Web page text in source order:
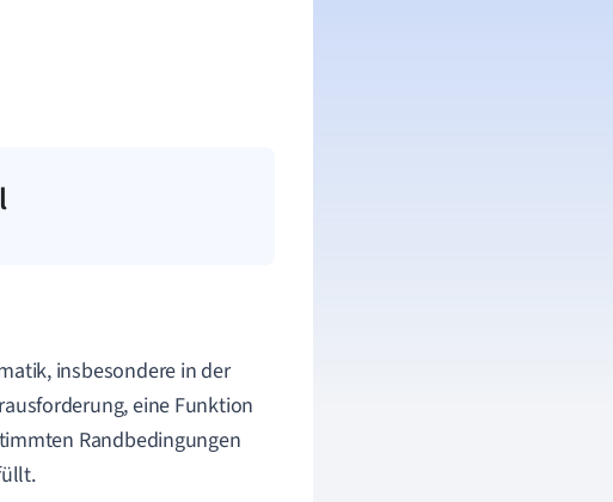
insbesondere in der
eine Funktion
Randbedingungen